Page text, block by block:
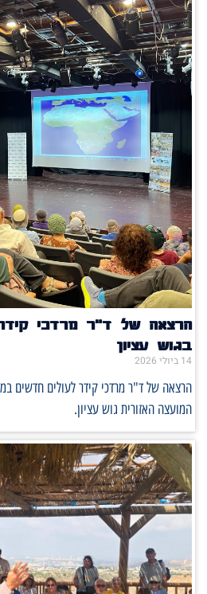
הרצאה של ד"ר מרדכי
בגוש עציון
14 ביולי 2026
הרצאה של ד"ר מרדכי קידר לעולים חדשים
המועצה האזורית גוש עציון.